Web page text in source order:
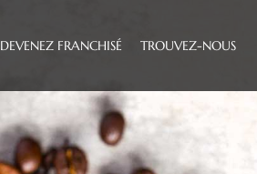
DEVENEZ FRANCHISÉ TROUVEZ-NOUS